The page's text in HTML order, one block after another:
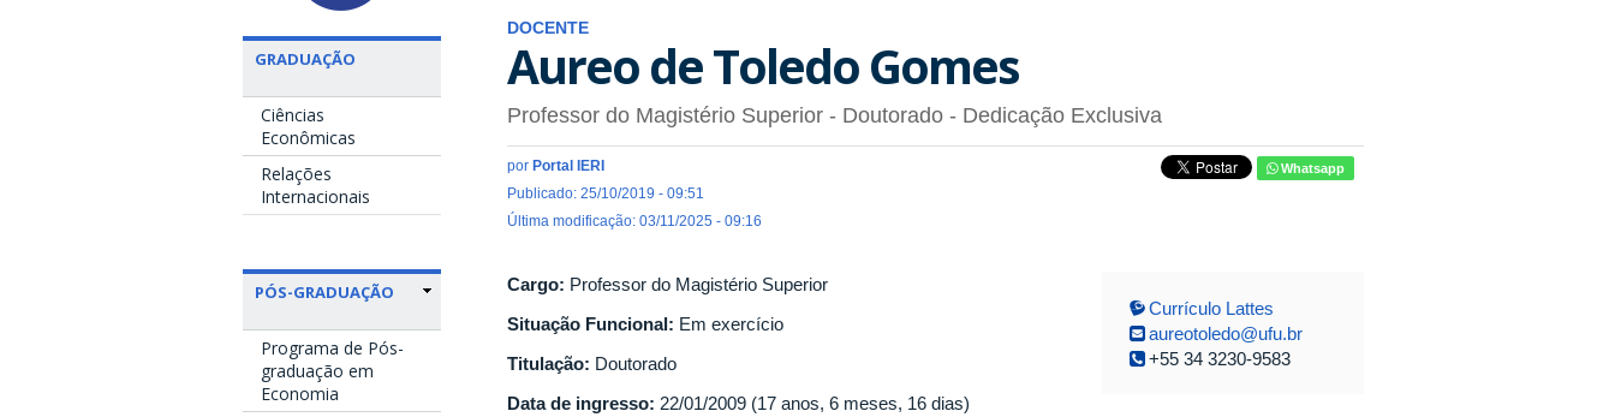
GRADUAÇÃO
Ciências
Econômicas
Relações
Internacionais
PÓS-GRADUAÇÃO
Programa de Pós-
graduação em
Economia
DOCENTE
Aureo de Toledo Gomes
Professor do Magistério Superior - Doutorado - Dedicação Exclusiva
por Portal IERI
Publicado: 25/10/2019 - 09:51
Última modificação: 03/11/2025 - 09:16
Whatsapp
Cargo: Professor do Magistério Superior
Situação Funcional: Em exercício
Titulação: Doutorado
Data de ingresso: 22/01/2009 (17 anos, 6 meses, 16 dias)
Currículo Lattes
aureotoledo@ufu.br
+55 34 3230-9583